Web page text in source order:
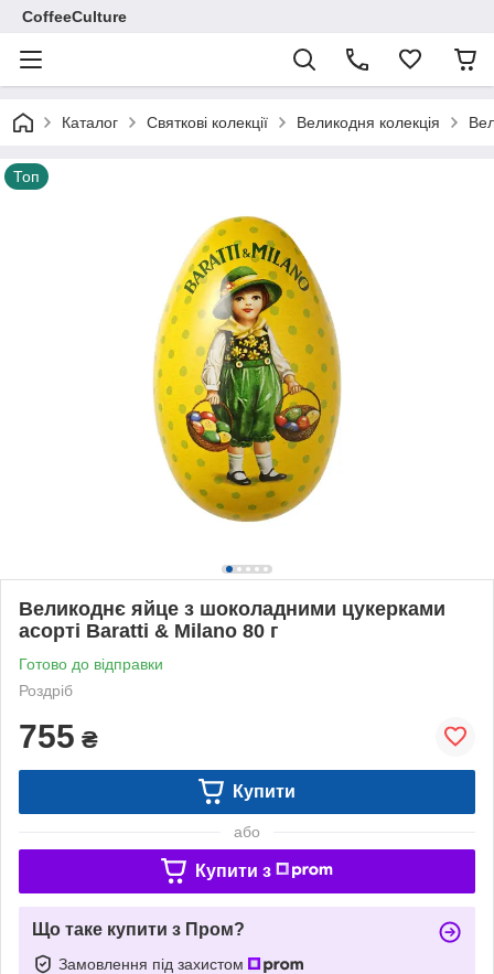
CoffeeCulture
Каталог Святкові колекції Великодня колекція
Топ
Великоднє яйце з шоколадними цукерками
асорті Baratti & Milano 80 г
Готово до відправки
Роздріб
755 ₴
Купити
або
Купити з
Що таке купити з Пром?
Замовлення під захистом